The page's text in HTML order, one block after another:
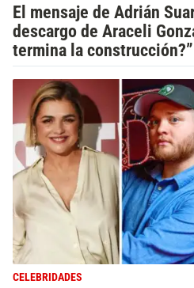
El mensaje de Adrián
descargo de Araceli
termina la construcción?”
CELEBRIDADES